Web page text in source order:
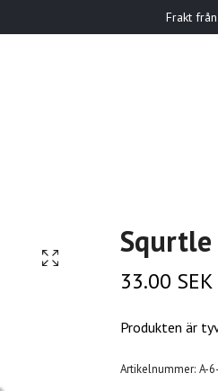
Frakt
Squrtle
33.00 SEK
Produkten är
Artikelnummer: A-